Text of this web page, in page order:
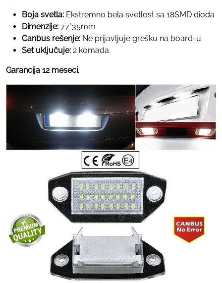
Boja svetla: Ekstremno bela svetlost sa 18SMD dioda
Dimenzije: 77*35mm
Canbus rešenje: Ne prijavljuje grešku na board-u
Set uključuje: 2 komada
Garancija 12 meseci.